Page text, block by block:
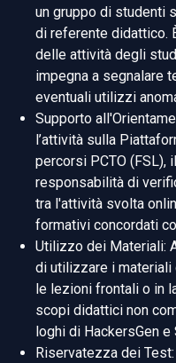
un gruppo di studenti
di referente didattico.
delle attività degli
impegna a segnalare
eventuali utilizzi
Supporto
l’attività sulla
percorsi PCTO (FSL),
responsabilità di
tra l'attività svolta
formativi concordati
Utilizzo dei Materiali:
di utilizzare i materiali
le lezioni frontali o in
scopi didattici non
loghi di HackersGen e
Riservatezza dei